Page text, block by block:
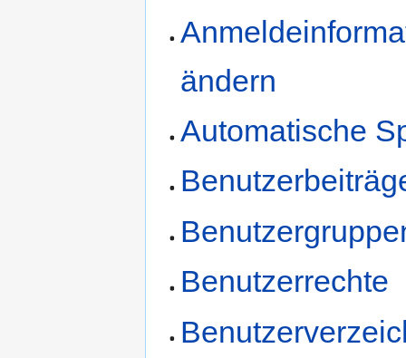
ändern
Automatische
Benutzerrechte